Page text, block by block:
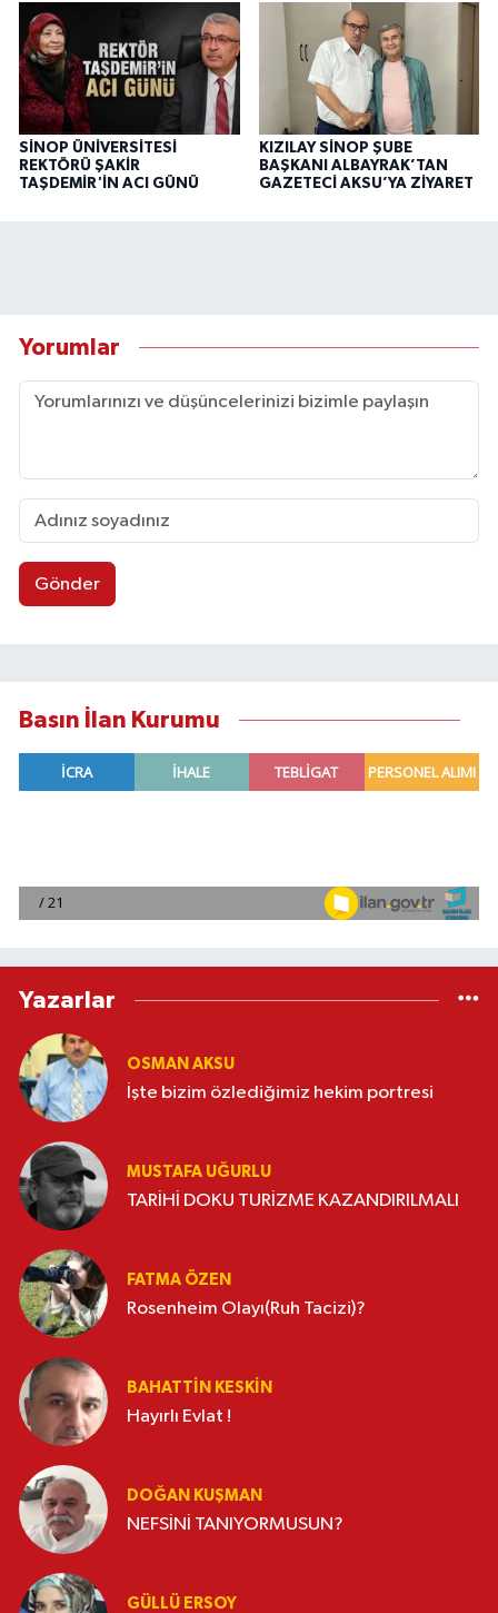
SİNOP ÜNİVERSİTESİ
REKTÖRÜ ŞAKİR
TAŞDEMİR'İN ACI GÜNÜ
KIZILAY SİNOP ŞUBE
BAŞKANI ALBAYRAK’TAN
GAZETECİ AKSU’YA ZİYARET
Yorumlar
Gönder
Basın İlan Kurumu
Yazarlar
OSMAN AKSU
İşte bizim özlediğimiz hekim portresi
MUSTAFA UĞURLU
TARİHİ DOKU TURİZME KAZANDIRILMALI
FATMA ÖZEN
Rosenheim Olayı(Ruh Tacizi)?
BAHATTIN KESKİN
Hayırlı Evlat !
DOĞAN KUŞMAN
NEFSİNİ TANIYORMUSUN?
GÜLLÜ ERSOY